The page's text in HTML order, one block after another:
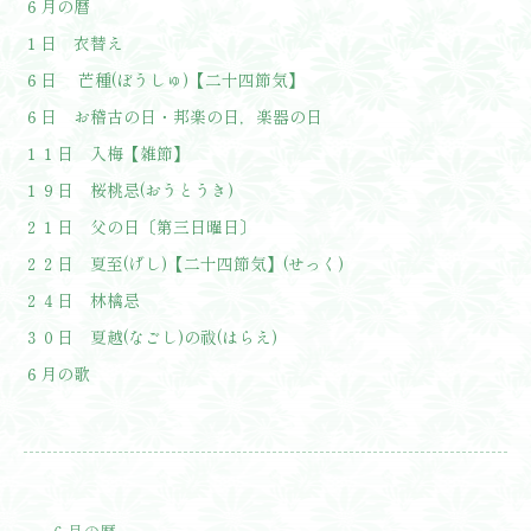
６月の暦
１日 衣替え
６日 芒種(ぼうしゅ)【二十四節気】
６日 お稽古の日・邦楽の日，楽器の日
１１日 入梅【雑節】
１９日 桜桃忌(おうとうき)
２１日 父の日〔第三日曜日〕
２２日 夏至(げし)【二十四節気】(せっく)
２４日 林檎忌
３０日 夏越(なごし)の祓(はらえ)
６月の歌